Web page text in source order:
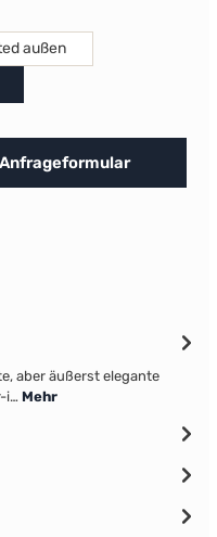
außen
Gib den
aber äußerst elegante
i… Mehr